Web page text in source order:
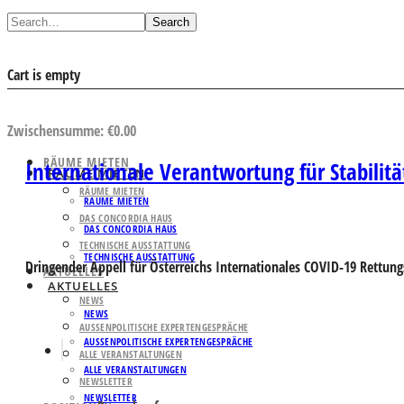
Search
Cart is empty
Zwischensumme:€0.00
RÄUME MIETEN
RÄUME MIETEN
DAS CONCORDIA HAUS
TECHNISCHE AUSSTATTUNG
AKTUELLES
NEWS
AUSSENPOLITISCHE EXPERTENGESPRÄCHE
ALLE VERANSTALTUNGEN
NEWSLETTER
RÄUME MIETEN
RÄUME MIETEN
DAS CONCORDIA HAUS
TECHNISCHE AUSSTATTUNG
AKTUELLES
NEWS
AUSSENPOLITISCHE EXPERTENGESPRÄCHE
ALLE VERANSTALTUNGEN
NEWSLETTER
Internationale Verantwortung für
Dringender Appell für Österreichs Internationales COVID-19